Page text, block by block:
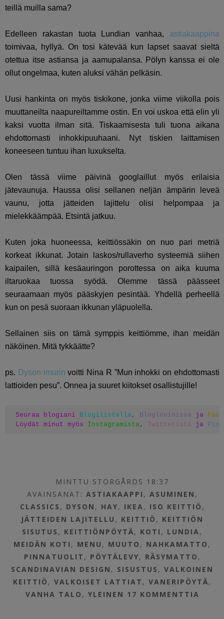
teillä muilla sama?
Edelleen rakastan tuota Lundian vanhaa, astiakaappina
toimivaa, hyllyä. On tosi kätevää kun lapset saavat sieltä
otettua itse astiansa ja aamupalansa. Pölyn kanssa ei ole
ollut ongelmaa, kuten aluksi vähän pelkäsin.
Uusi hankinta on myös tiskikone, jonka viime viikolla pois
muuttaneilta naapureiltamme ostin. En voi uskoa että elin yli
kaksi vuotta ilman sitä. Tiskaamisesta tuli tuona aikana
ehdottomasti inhokkipuuhaani. Nyt tiskien laittamisen
koneeseen tuntuu ihan luxukselta.
Olen tässä viime päivinä googlaillut myös erilaisia
jätevaunuja. Haussa olisi sellanen neljän ämpärin leveä
vaunu, jotta jätteiden lajittelu olisi helpompaa ja
mielekkäämpää. Etsintä jatkuu.
Kuten joka huoneessa, keittiössäkin on nuo pari metriä
korkeat ikkunat. Jotain laskos/rullaverho systeemiä siihen
kaipailen, sillä kesäauringon porottessa on aika kuuma
iltaruokaa tuossa syödä. Olemme tässä päässeet
seuraamaan myös pääskyjen pesintää. Yhdellä perheellä
kun on pesä suoraan ikkunan yläpuolella.
Sellainen siis on tämä symppis keittiömme, ihan meidän
näköinen. Mitä tykkäätte?
ps. Dyson imurin voitti Nina R ”Mun inhokki on ehdottomasti
lattioiden pesu”. Onnea ja suuret kiitokset osallistujille!
Seuraa blogiani Blogilistalla, Bloglovinissa ja
Löydät minut myös Instagramista, Twitteristä ja
MINTTU STORGÅRDS 18:37
AVAINSANAT: ASTIAKAAPPI , ASUMINEN ,
CLASSICS , DYSON , HAY, IKEA, ISO KEITTIÖ ,
JÄTTEIDEN LAJITELLU , KEITTIÖ , KEITTIÖN
SISUTUS , KEITTIÖNPÖYTÄ, KOTI , LUNDIA,
MEIDÄN KOTI , MENU , MUUTO , NAHKAMATTO ,
PINNATUOLIT , PÖYTÄLEVY, RÄSYMATTO ,
SCANDINAVIAN DESIGN , SISUSTUS ,VALKOINEN
KEITTIÖ ,VALKOISET LATTIAT ,VANERIPÖYTÄ,
VANHA TALO , YLEINEN 17 KOMMENTTIA